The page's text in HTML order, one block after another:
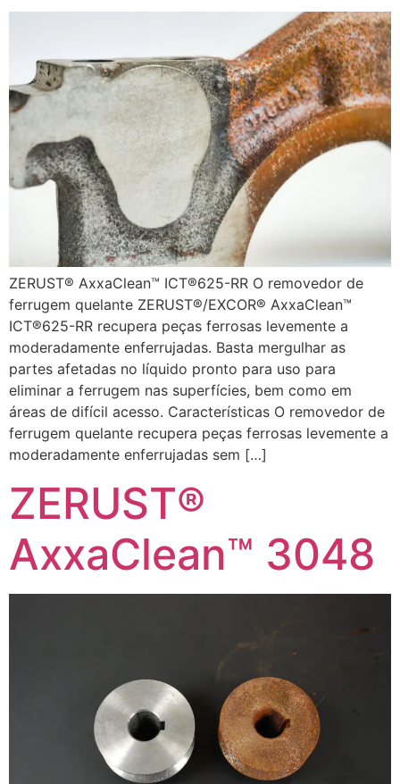
ZERUST® AxxaClean™ ICT®625-RR O removedor de
ferrugem quelante ZERUST®/EXCOR® AxxaClean™
ICT®625-RR recupera peças ferrosas levemente a
moderadamente enferrujadas. Basta mergulhar as
partes afetadas no líquido pronto para uso para
eliminar a ferrugem nas superfícies, bem como em
áreas de difícil acesso. Características O removedor de
ferrugem quelante recupera peças ferrosas levemente a
moderadamente enferrujadas sem […]
ZERUST®
AxxaClean™ 3048